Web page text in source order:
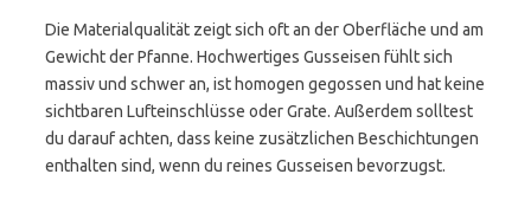
Die Materialqualität zeigt sich oft an der Oberfläche und am
Gewicht der Pfanne. Hochwertiges Gusseisen fühlt sich
massiv und schwer an, ist homogen gegossen und hat keine
sichtbaren Lufteinschlüsse oder Grate. Außerdem solltest
du darauf achten, dass keine zusätzlichen Beschichtungen
enthalten sind, wenn du reines Gusseisen bevorzugst.